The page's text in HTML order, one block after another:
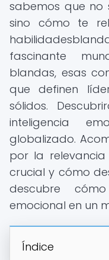
sabemos que no
sino cómo te
fascinante
blandas, esas
que definen
sólidos.
inteligencia
globalizado.
por la
crucial y cómo
descubre
emocional en un
Índice